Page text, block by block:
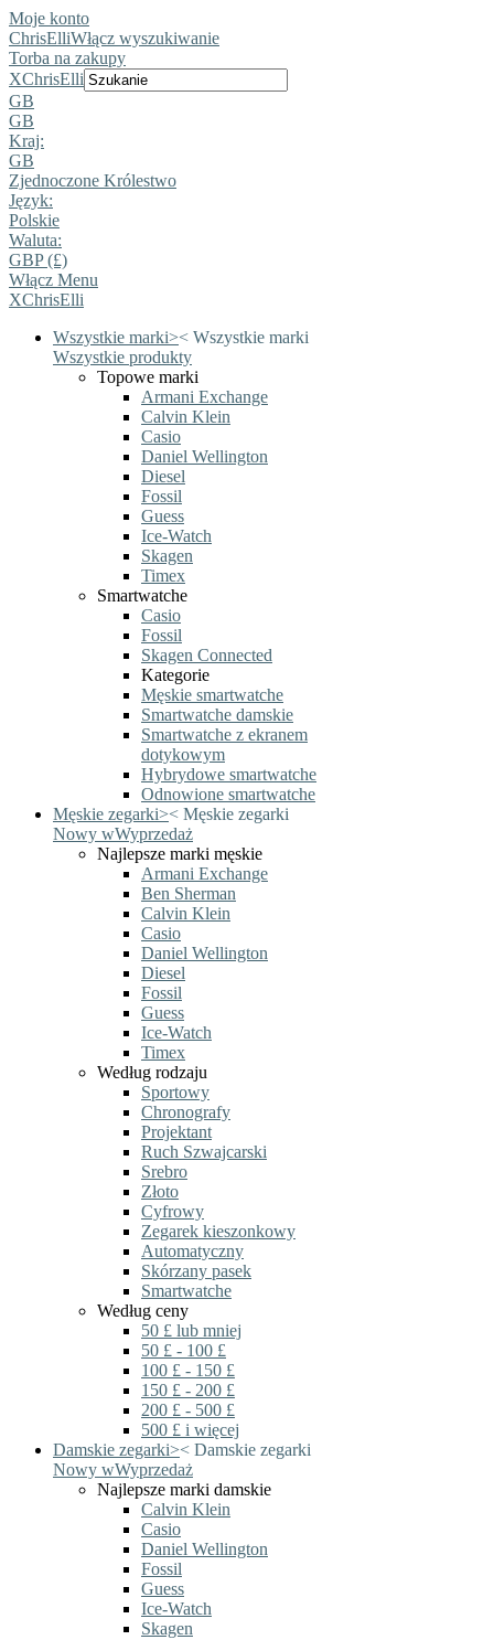
Moje konto
ChrisElliWłącz wyszukiwanie
Torba na zakupy
XChrisElli
GB
GB
Kraj:
GB
Zjednoczone Królestwo
Język:
Polskie
Waluta:
GBP (£)
Włącz Menu
XChrisElli
Wszystkie marki>< Wszystkie marki
Wszystkie produkty
Topowe marki
Armani Exchange
Calvin Klein
Casio
Daniel Wellington
Diesel
Fossil
Guess
Ice-Watch
Skagen
Timex
Smartwatche
Casio
Fossil
Skagen Connected
Kategorie
Męskie smartwatche
Smartwatche damskie
Smartwatche z ekranem
dotykowym
Hybrydowe smartwatche
Odnowione smartwatche
Męskie zegarki>< Męskie zegarki
Nowy wWyprzedaż
Najlepsze marki męskie
Armani Exchange
Ben Sherman
Calvin Klein
Casio
Daniel Wellington
Diesel
Fossil
Guess
Ice-Watch
Timex
Według rodzaju
Sportowy
Chronografy
Projektant
Ruch Szwajcarski
Srebro
Złoto
Cyfrowy
Zegarek kieszonkowy
Automatyczny
Skórzany pasek
Smartwatche
Według ceny
50 £ lub mniej
50 £ - 100 £
100 £ - 150 £
150 £ - 200 £
200 £ - 500 £
500 £ i więcej
Damskie zegarki>< Damskie zegarki
Nowy wWyprzedaż
Najlepsze marki damskie
Calvin Klein
Casio
Daniel Wellington
Fossil
Guess
Ice-Watch
Skagen